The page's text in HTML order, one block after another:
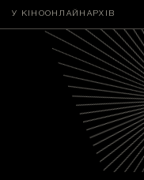
У КІНООНЛАЙН АРХІВ